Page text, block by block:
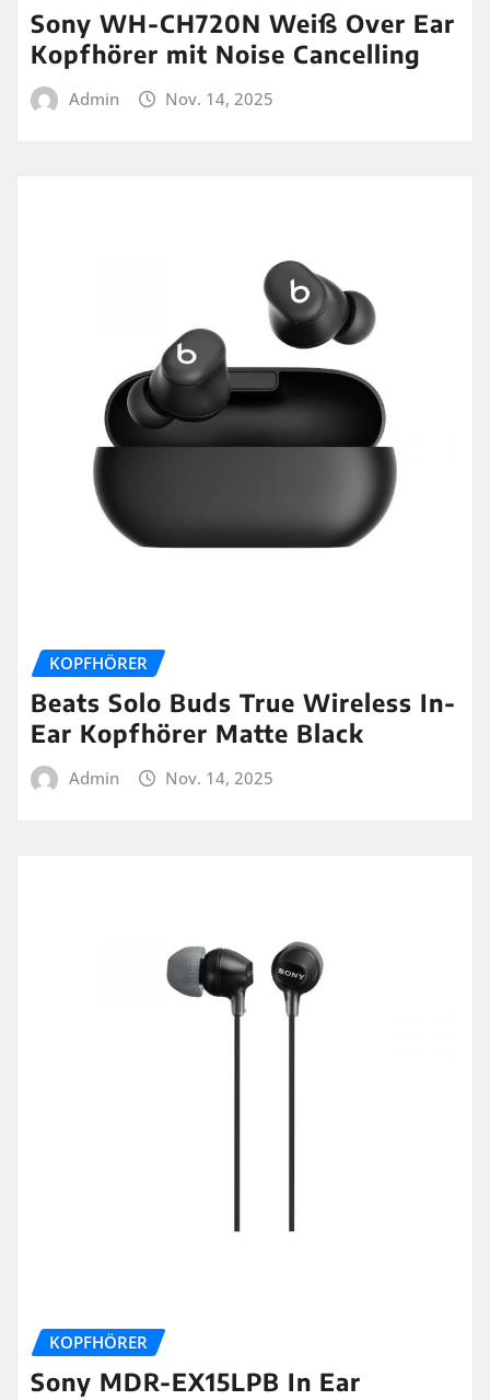
Sony WH-CH720N Weiß Over Ear
Kopfhörer mit Noise Cancelling
Admin Nov. 14, 2025
KOPFHÖRER
Beats Solo Buds True Wireless In-
Ear Kopfhörer Matte Black
Admin Nov. 14, 2025
KOPFHÖRER
Sony MDR-EX15LPB In Ear